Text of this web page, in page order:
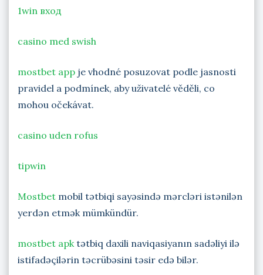
1win вход
casino med swish
mostbet app je vhodné posuzovat podle jasnosti
pravidel a podmínek, aby uživatelé věděli, co
mohou očekávat.
casino uden rofus
tipwin
Mostbet mobil tətbiqi sayəsində mərcləri istənilən
yerdən etmək mümkündür.
mostbet apktətbiq daxili naviqasiyanın sadəliyi ilə
istifadəçilərin təcrübəsini təsir edə bilər.